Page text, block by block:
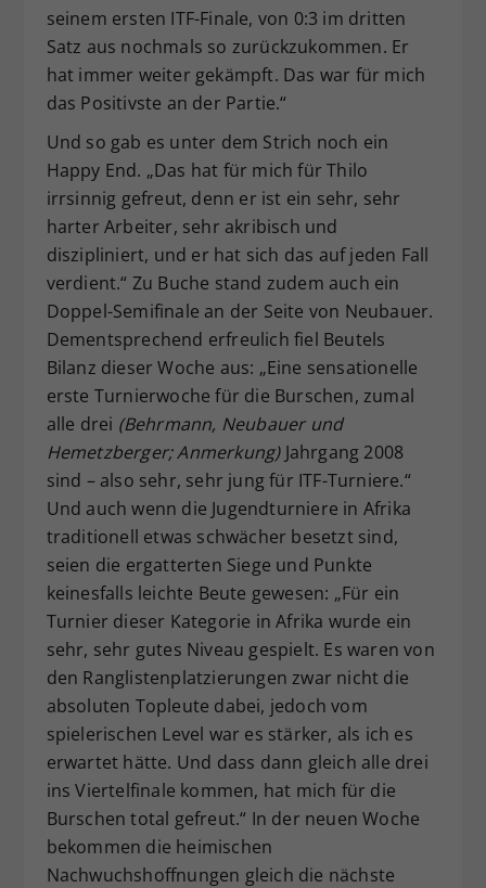
seinem ersten ITF-Finale, von 0:3 im dritten
Satz aus nochmals so zurückzukommen. Er
hat immer weiter gekämpft. Das war für mich
das Positivste an der Partie.“
Und so gab es unter dem Strich noch ein
Happy End. „Das hat für mich für Thilo
irrsinnig gefreut, denn er ist ein sehr, sehr
harter Arbeiter, sehr akribisch und
diszipliniert, und er hat sich das auf jeden Fall
verdient.“ Zu Buche stand zudem auch ein
Doppel-Semifinale an der Seite von Neubauer.
Dementsprechend erfreulich fiel Beutels
Bilanz dieser Woche aus: „Eine sensationelle
erste Turnierwoche für die Burschen, zumal
alle drei (Behrmann, Neubauer und
Hemetzberger; Anmerkung)Jahrgang 2008
sind – also sehr, sehr jung für ITF-Turniere.“
Und auch wenn die Jugendturniere in Afrika
traditionell etwas schwächer besetzt sind,
seien die ergatterten Siege und Punkte
keinesfalls leichte Beute gewesen: „Für ein
Turnier dieser Kategorie in Afrika wurde ein
sehr, sehr gutes Niveau gespielt. Es waren von
den Ranglistenplatzierungen zwar nicht die
absoluten Topleute dabei, jedoch vom
spielerischen Level war es stärker, als ich es
erwartet hätte. Und dass dann gleich alle drei
ins Viertelfinale kommen, hat mich für die
Burschen total gefreut.“ In der neuen Woche
bekommen die heimischen
Nachwuchshoffnungen gleich die nächste